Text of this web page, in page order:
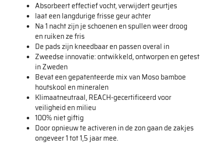
Absorbeert effectief vocht, verwijdert geurtjes
laat een langdurige frisse geur achter
Na 1 nacht zijn je schoenen en spullen weer droog
en ruiken ze fris
De pads zijn kneedbaar en passen overal in
Zweedse innovatie: ontwikkeld, ontworpen en getest
in Zweden
Bevat een gepatenteerde mix van Moso bamboe
houtskool en mineralen
Klimaatneutraal, REACH-gecertificeerd voor
veiligheid en milieu
100% niet giftig
Door opnieuw te activeren in de zon gaan de zakjes
ongeveer 1 tot 1,5 jaar mee.